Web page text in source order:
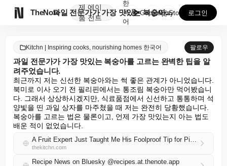
TheNote
제
품
에이
전트
과일 전문가가 가장 맛있는 복숭아를 고르는 완벽한 팁을...
한
국
어
GooglePlay
AppStore 로그인
Kitchn | Inspiring cooks, nourishing homes 한국어 팔로우
과일 전문가가 가장 맛있는 복숭아를 고르는 완벽한 팁을 알
려주었습니다.
최근까지 저는 신선한 복숭아와는 썩 좋은 관계가 아니었습니다.
북미로 이사 오기 전 필리핀에서는 통조림 복숭아만 먹어봤습니
다. 그래서 상상하시겠지만, 식료품점에서 신선하고 통통하며 석
양빛을 띤 과일 상자를 마주쳤을 때 저는 완전히 당황했습니다.
복숭아를 고르는 법은 물론이고, 언제 가장 맛있는지 아는 법도
배운 적이 없었습니다.
A Fruit Expert Just Taught Me His Foolproof Tip for Picking Out the Juiciest Peaches
thekitchn.com
Recipe News on Bluesky @recipes.at.thenote.app